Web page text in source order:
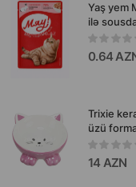
Yaş yem
ilə
üçün tam
yem
0.64
Trixie
üzü
rahatlıq
14 AZN